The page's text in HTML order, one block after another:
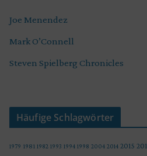
Joe Menendez
Mark O’Connell
Steven Spielberg Chronicles
Häufige Schlagwörter
1979 1981 1982 1993 1994 1998 2004 2014 2015